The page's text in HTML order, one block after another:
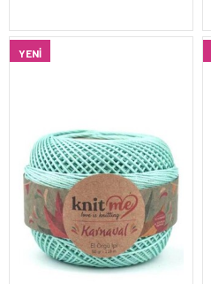
YENI